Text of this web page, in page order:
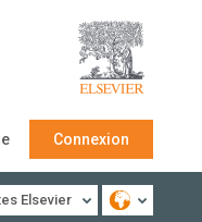
Connexion
Elsevier